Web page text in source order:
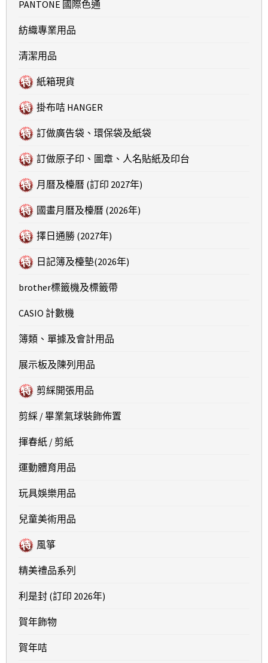
PANTONE 國際色通
紡織專業用品
清潔用品
紙箱現貨
掛布咭 HANGER
訂做廣告袋、環保袋及紙袋
訂做原子印、圖章、人名貼紙及印台
月曆及檯曆 (訂印 2027年)
國畫月曆及檯曆 (2026年)
擇日通勝 (2027年)
日記簿及檯墊(2026年)
brother標籤機及標籤帶
CASIO 計數機
簿類、單據及會計用品
展示板及陳列用品
剪綵開張用品
剪綵 / 畢業氣球裝飾佈置
揮春紙 / 剪紙
運動體育用品
玩具娛樂用品
兒童美術用品
風箏
精美禮品系列
利是封 (訂印 2026年)
賀年飾物
賀年咭